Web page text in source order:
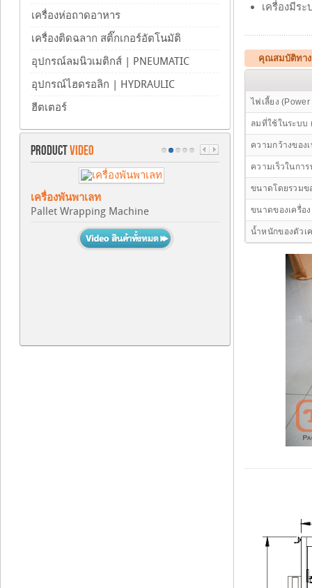
เครื่องมีร
คุณสมบัติทาง
ไฟเลี้ยง
ลมที่ใช้ในระบบ
ความกว้างของ
ความเร็วในกา
ขนาดโดยรวมข
ขนาดของเครื่อ
น้ำหนักของตัวเ
เครื่องห่อถาดอาหาร
เครื่องติดฉลาก สติ๊กเกอร์อัตโนมัติ
อุปกรณ์ลมนิวเมติกส์ | PNEUMATIC
อุปกรณ์ไฮดรอลิก | HYDRAULIC
ฮีตเตอร์
PRODUCTVIDEO
เครื่องพันพาเลท
Pallet Wrapping Machine